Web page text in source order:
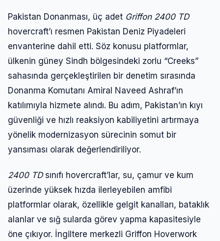
Pakistan Donanması, üç adet Griffon 2400 TD
hovercraft’ı resmen Pakistan Deniz Piyadeleri
envanterine dahil etti. Söz konusu platformlar,
ülkenin güney Sindh bölgesindeki zorlu “Creeks”
sahasında gerçekleştirilen bir denetim sırasında
Donanma Komutanı Amiral Naveed Ashraf’ın
katılımıyla hizmete alındı. Bu adım, Pakistan’ın kıyı
güvenliği ve hızlı reaksiyon kabiliyetini artırmaya
yönelik modernizasyon sürecinin somut bir
yansıması olarak değerlendiriliyor.
2400 TDsınıfı hovercraft’lar, su, çamur ve kum
üzerinde yüksek hızda ilerleyebilen amfibi
platformlar olarak, özellikle gelgit kanalları, bataklık
alanlar ve sığ sularda görev yapma kapasitesiyle
öne çıkıyor. İngiltere merkezli Griffon Hoverwork